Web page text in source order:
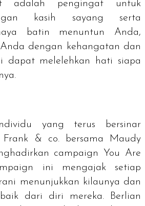
pengingat untuk
kasih sayang serta
batin menuntun Anda,
dengan kehangatan dan
dapat melelehkan hati siapa
yang terus bersinar
Frank & co. bersama Maudy
campaign
You Are
ini mengajak setiap
menunjukkan kilaunya dan
dari diri mereka. Berlian